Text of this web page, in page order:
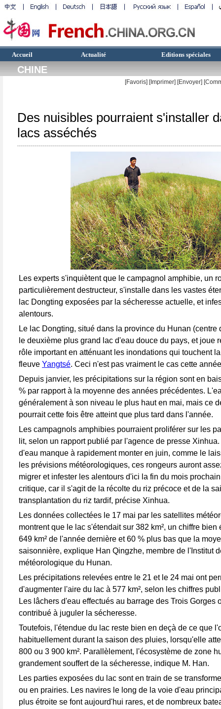
Accueil Actualité Editions spéciales
CHINE
[Favoris] [Imprimer] [Envoyer]
Des nuisibles pourraient s'installer
lacs asséchés
Les experts s'inquiètent que le campagnol amphibie, un
particulièrement destructeur, s'installe dans les vastes
lac Dongting exposées par la sécheresse actuelle, et
alentours.
Le lac Dongting, situé dans la province du Hunan (centre
le deuxième plus grand lac d'eau douce du pays, et joue
rôle important en atténuant les inondations qui touchent
fleuve Yangtsé. Ceci n'est pas vraiment le cas cette
Depuis janvier, les précipitations sur la région sont en
% par rapport à la moyenne des années précédentes.
généralement à son niveau le plus haut en mai, mais ce
pourrait cette fois être atteint que plus tard dans l'année.
Les campagnols amphibies pourraient proliférer sur les
lit, selon un rapport publié par l'agence de presse
d'eau manque à rapidement monter en juin, comme le
les prévisions météorologiques, ces rongeurs auront
migrer et infester les alentours d'ici la fin du mois
critique, car il s'agit de la récolte du riz précoce et de la
transplantation du riz tardif, précise Xinhua.
Les données collectées le 17 mai par les satellites
montrent que le lac s'étendait sur 382 km², un chiffre bien
649 km² de l'année dernière et 60 % plus bas que la
saisonnière, explique Han Qingzhe, membre de l'Institut
météorologique du Hunan.
Les précipitations relevées entre le 21 et le 24 mai ont
d'augmenter l'aire du lac à 577 km², selon les chiffres
Les lâchers d'eau effectués au barrage des Trois Gorges
contribué à juguler la sécheresse.
Toutefois, l'étendue du lac reste bien en deçà de ce que
habituellement durant la saison des pluies, lorsqu'elle
800 ou 3 900 km². Parallèlement, l'écosystème de zone
grandement souffert de la sécheresse, indique M. Han.
Les parties exposées du lac sont en train de se
ou en prairies. Les navires le long de la voie d'eau
plus étroite se font aujourd'hui rares, et de nombreux